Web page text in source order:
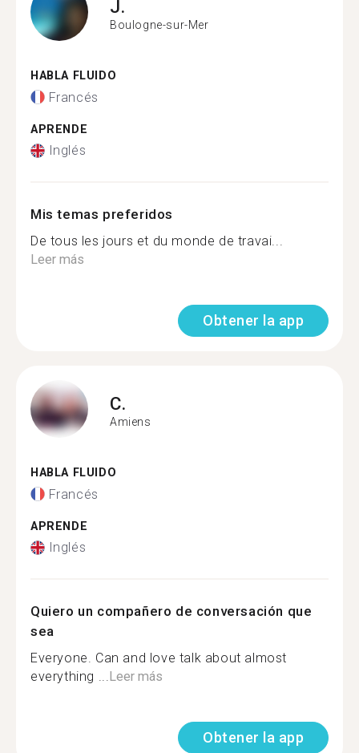
J.
Boulogne-sur-Mer
HABLA FLUIDO
Francés
APRENDE
Inglés
Mis temas preferidos
De tous les jours et du monde de travai...
Leer más
Obtener la app
C.
Amiens
HABLA FLUIDO
Francés
APRENDE
Inglés
Quiero un compañero de conversación que
sea
Everyone. Can and love talk about almost
everything ...Leer más
Obtener la app